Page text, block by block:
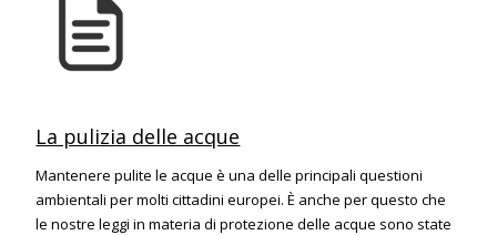
La pulizia delle acque
Mantenere pulite le acque è una delle principali questioni
ambientali per molti cittadini europei. È anche per questo che
le nostre leggi in materia di protezione delle acque sono state